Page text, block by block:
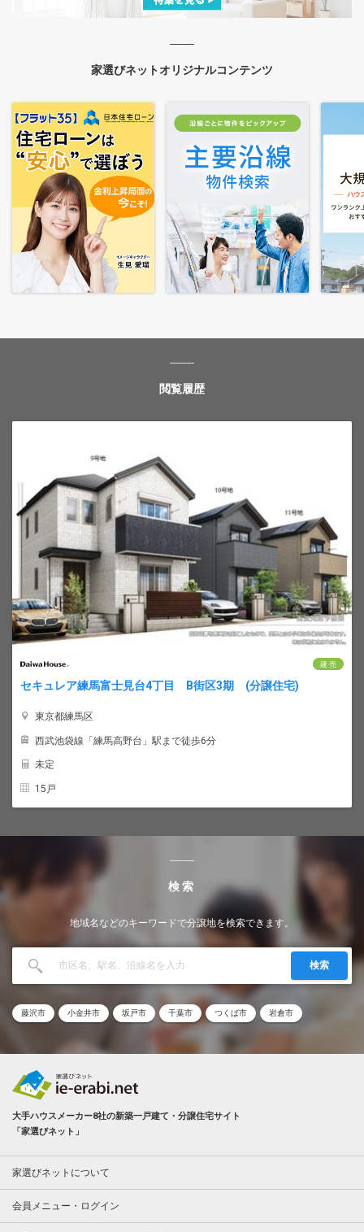
家選びネットオリジナルコンテンツ
閲覧履歴
建 売
セキュレア練馬富士見台4丁目 B街区3期 (分譲住宅)
東京都練馬区
西武池袋線「練馬高野台」駅まで徒歩6分
未定
15戸
検索
地域名などのキーワードで分譲地を検索できます。
検索
藤沢市 小金井市 坂戸市 千葉市 つくば市 岩倉市
大手ハウスメーカー8社の新築一戸建て・分譲住宅サイト
「家選びネット」
家選びネットについて
会員メニュー・ログイン